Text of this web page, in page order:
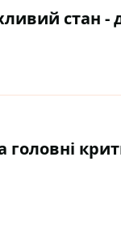
стан -
головні